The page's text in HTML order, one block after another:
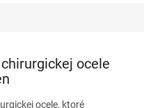
ocele
ocele, ktoré